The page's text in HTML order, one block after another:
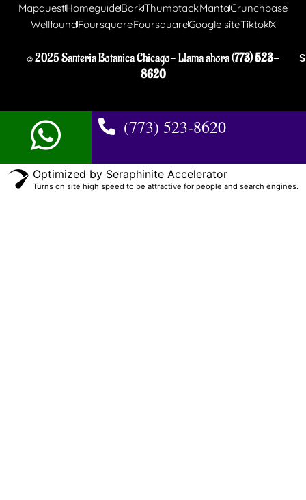
MapquestHomeguideBarkThumbtackMantaCrunchbase
WellfoundFoursquareFoursquareGoogle siteTiktokX
© 2025 Santeria Botanica Chicago- Llama ahora (773) 523-
8620
(773) 523-8620
Optimized by Seraphinite Accelerator
Turns on site high speed to be attractive for people and search engines.